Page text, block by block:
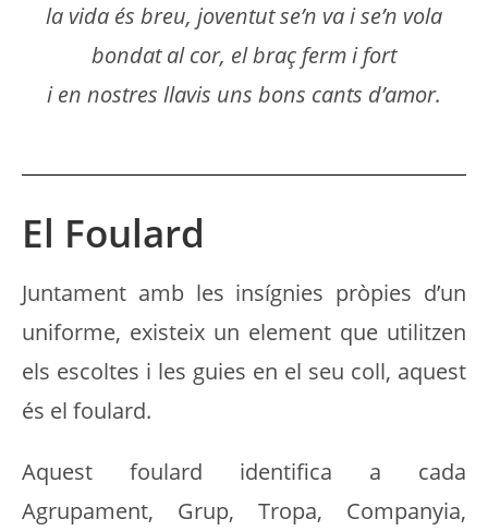
la vida és breu, joventut se’n va i se’n vola
bondat al cor, el braç ferm i fort
i en nostres llavis uns bons cants d’amor.
El Foulard
Juntament amb les insígnies pròpies d’un
uniforme, existeix un element que utilitzen
els escoltes i les guies en el seu coll, aquest
és el foulard.
Aquest foulard identifica a cada
Agrupament, Grup, Tropa, Companyia,